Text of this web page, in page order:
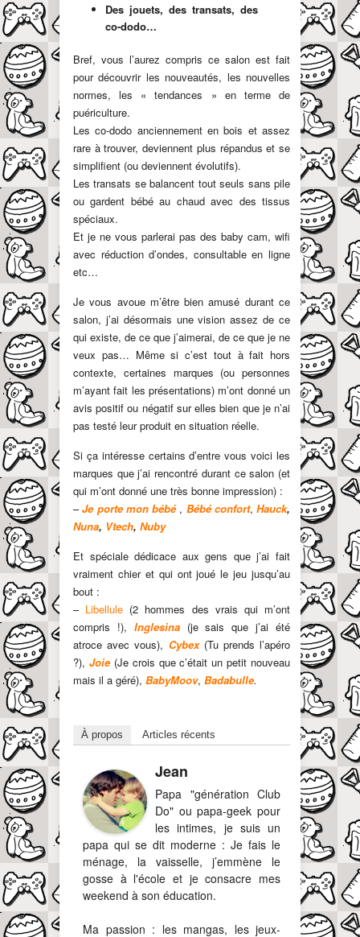
Des jouets, des transats, des
co-dodo…
Bref, vous l’aurez compris ce salon est fait
pour découvrir les nouveautés, les nouvelles
normes, les « tendances » en terme de
puériculture.
Les co-dodo anciennement en bois et assez
rare à trouver, deviennent plus répandus et se
simplifient (ou deviennent évolutifs).
Les transats se balancent tout seuls sans pile
ou gardent bébé au chaud avec des tissus
spéciaux.
Et je ne vous parlerai pas des baby cam, wifi
avec réduction d’ondes, consultable en ligne
etc…
Je vous avoue m’être bien amusé durant ce
salon, j’ai désormais une vision assez de ce
qui existe, de ce que j’aimerai, de ce que je ne
veux pas… Même si c’est tout à fait hors
contexte, certaines marques (ou personnes
m’ayant fait les présentations) m’ont donné un
avis positif ou négatif sur elles bien que je n’ai
pas testé leur produit en situation réelle.
Si ça intéresse certains d’entre vous voici les
marques que j’ai rencontré durant ce salon (et
qui m’ont donné une très bonne impression) :
–Je porte mon bébé, Bébé confort, Hauck,
Nuna, Vtech, Nuby
Et spéciale dédicace aux gens que j’ai fait
vraiment chier et qui ont joué le jeu jusqu’au
bout :
– Libellule (2 hommes des vrais qui m’ont
compris !), Inglesina(je sais que j’ai été
atroce avec vous), Cybex(Tu prends l’apéro
?), Joie (Je crois que c’était un petit nouveau
mais il a géré), BabyMoov, Badabulle.
À propos Articles récents
Jean
Papa "génération Club
Do" ou papa-geek pour
les intimes, je suis un
papa qui se dit moderne : Je fais le
ménage, la vaisselle, j’emmène le
gosse à l'école et je consacre mes
weekend à son éducation.
Ma passion : les mangas, les jeux-